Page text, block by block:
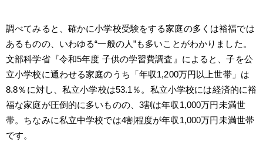
調べてみると、確かに小学校受験をする家庭の多くは裕福では
あるものの、いわゆる“一般の人”も多いことがわかりました。
文部科学省『令和5年度 子供の学習費調査』によると、子を公
立小学校に通わせる家庭のうち「年収1,200万円以上世帯」は
8.8％に対し、私立小学校は53.1％。私立小学校には経済的に裕
福な家庭が圧倒的に多いものの、3割は年収1,000万円未満世
帯。ちなみに私立中学校では4割程度が年収1,000万円未満世帯
です。